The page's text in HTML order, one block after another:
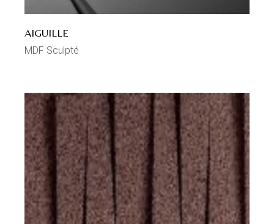
AIGUILLE
MDF Sculpté